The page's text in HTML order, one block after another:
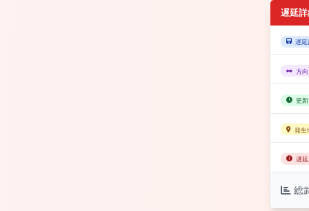
遅延
遅延
方向
更
発生
遅
総